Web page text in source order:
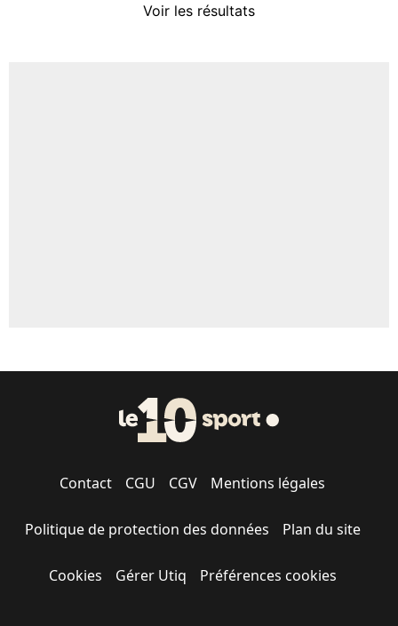
Voir les résultats
Contact CGU CGV Mentions légales
Politique de protection des données Plan du site
Cookies Gérer Utiq Préférences cookies